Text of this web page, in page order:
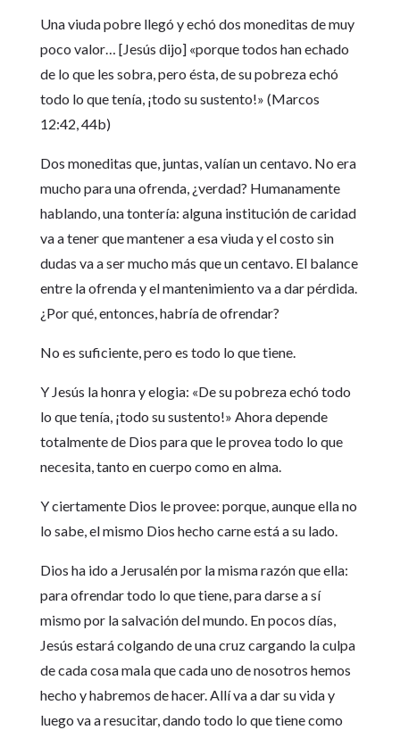
Una viuda pobre llegó y echó dos moneditas de muy
poco valor… [Jesús dijo] «porque todos han echado
de lo que les sobra, pero ésta, de su pobreza echó
todo lo que tenía, ¡todo su sustento!» (Marcos
12:42, 44b)
Dos moneditas que, juntas, valían un centavo. No era
mucho para una ofrenda, ¿verdad? Humanamente
hablando, una tontería: alguna institución de caridad
va a tener que mantener a esa viuda y el costo sin
dudas va a ser mucho más que un centavo. El balance
entre la ofrenda y el mantenimiento va a dar pérdida.
¿Por qué, entonces, habría de ofrendar?
No es suficiente, pero es todo lo que tiene.
Y Jesús la honra y elogia: «De su pobreza echó todo
lo que tenía, ¡todo su sustento!» Ahora depende
totalmente de Dios para que le provea todo lo que
necesita, tanto en cuerpo como en alma.
Y ciertamente Dios le provee: porque, aunque ella no
lo sabe, el mismo Dios hecho carne está a su lado.
Dios ha ido a Jerusalén por la misma razón que ella:
para ofrendar todo lo que tiene, para darse a sí
mismo por la salvación del mundo. En pocos días,
Jesús estará colgando de una cruz cargando la culpa
de cada cosa mala que cada uno de nosotros hemos
hecho y habremos de hacer. Allí va a dar su vida y
luego va a resucitar, dando todo lo que tiene como